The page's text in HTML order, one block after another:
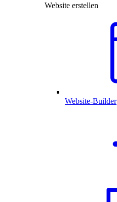
Website erstellen
Website-Builder